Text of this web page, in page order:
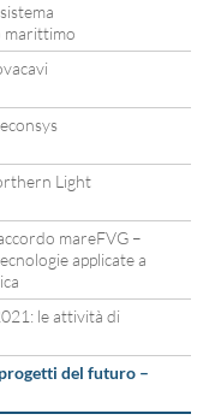
marittimo
Light
mareFVG –
applicate a
le attività di
del futuro –